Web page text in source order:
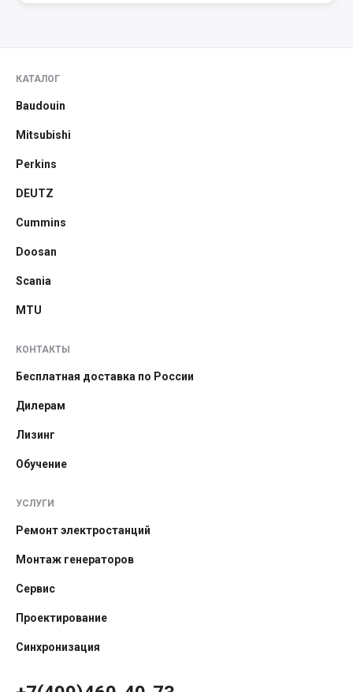
КАТАЛОГ
Baudouin
Mitsubishi
Perkins
DEUTZ
Cummins
Doosan
Scania
MTU
КОНТАКТЫ
Бесплатная доставка по России
Дилерам
Лизинг
Обучение
УСЛУГИ
Ремонт электростанций
Монтаж генераторов
Сервис
Проектирование
Синхронизация